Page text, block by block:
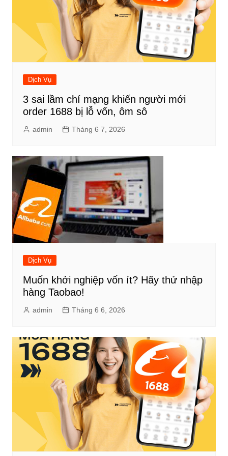
Dịch Vụ
3 sai lầm chí mạng khiến người mới
order 1688 bị lỗ vốn, ôm sô
admin Tháng 6 7, 2026
Dịch Vụ
Muốn khởi nghiệp vốn ít? Hãy thử nhập
hàng Taobao!
admin Tháng 6 6, 2026